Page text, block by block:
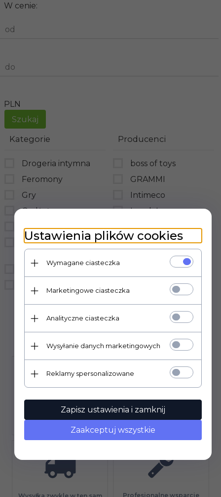
W cenie:
od
do
PLN
Kategorie
Drogeria intymna
Feromony
Gry
Gadżety
BDSM
Prezerwatywy
hurtownia
Bielizna
Śmieszne
Producenci
boss of toys
GRAMMI
Intimeco
LovelyLovers
LoveStim
LSDI
medica-group
MedTime
Sexual Health Series
Gwarancja jakości Długi termin płatności
Profesjonalne wsparcie
Ustawienia plików cookies
Wymagane ciasteczka
Marketingowe ciasteczka
Analityczne ciasteczka
Wysyłanie danych marketingowych
Reklamy spersonalizowane
Zapisz ustawienia i zamknij
Zaakceptuj wszystkie